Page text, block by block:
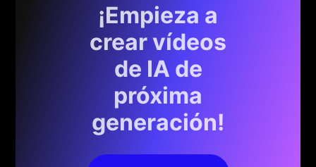
¡Empieza a
crear vídeos
de IA de
próxima
generación!